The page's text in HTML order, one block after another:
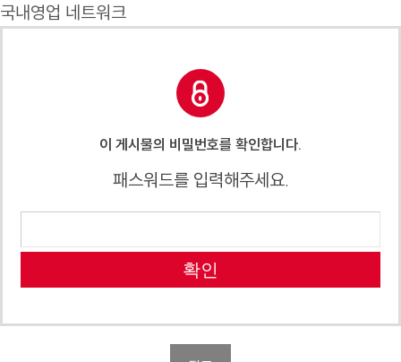
국내영업 네트워크
이 게시물의 비밀번호를 확인합니다.
패스워드를 입력해주세요.
확인